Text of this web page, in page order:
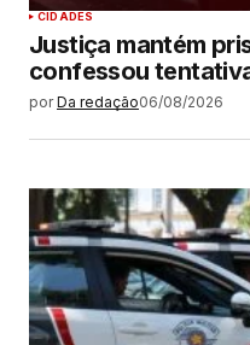
CIDADES
Justiça mantém
confessou
por Da redação06/08/2026